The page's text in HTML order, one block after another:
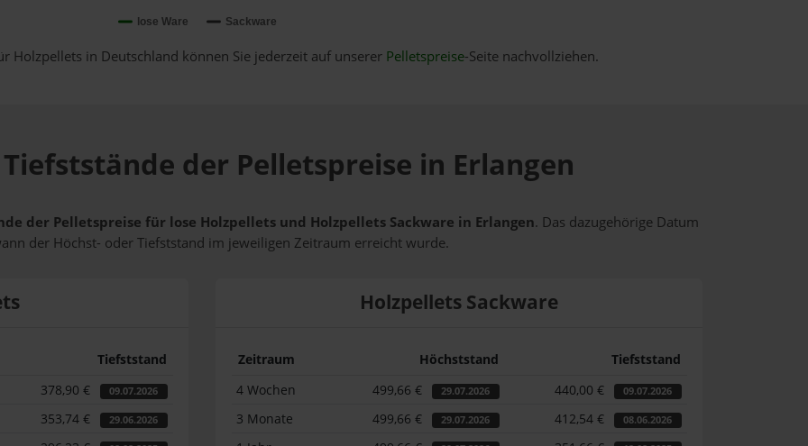
lose Ware Sackware
Holzpellets in Deutschland können Sie jederzeit auf unserer Pelletspreise-Seite nachvollziehen.
der Pelletspreise in Erlangen
der Pelletspreise für lose Holzpellets und Holzpellets Sackware in Erlangen. Das dazugehörige Datum
der Höchst- oder Tiefststand im jeweiligen Zeitraum erreicht wurde.
Tiefststand
378,90 € 09.07.2026
353,74 € 29.06.2026
Holzpellets Sackware
Zeitraum Höchststand
Tiefststand
4 Wochen
499,66 € 29.07.2026 440,00 € 09.07.2026
3 Monate 499,66 € 29.07.2026 412,54 € 08.06.2026